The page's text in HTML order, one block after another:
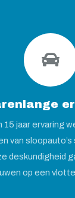
15 jaar ervaring
van
deskundigheid
op een vlotte